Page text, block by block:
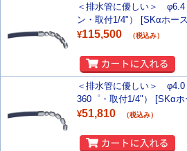
＜排水管に優しい＞
ン・取付1/4"） [SKαホー
¥115,500 （税込み）
＜排水管に優しい＞
360゜・取付1/4"） [SKαホ
¥51,810 （税込み）